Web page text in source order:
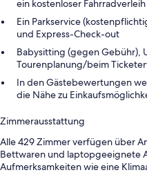
ein kostenloser Fahrradverleih
Ein Parkservice
und Express-Check-out
Babysitting (gegen Gebühr),
Tourenplanung/beim
In den Gästebewertungen
die Nähe zu
Zimmerausstattung
Alle 429 Zimmer verfügen über
Bettwaren und laptopgeeignete
Aufmerksamkeiten wie eine